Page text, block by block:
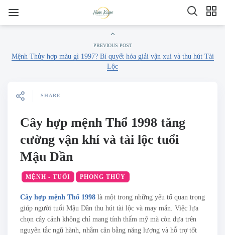
PREVIOUS POST
Mệnh Thủy hợp màu gì 1997? Bí quyết hóa giải vận xui và thu hút Tài
Lộc
SHARE
Cây hợp mệnh Thổ 1998 tăng
cường vận khí và tài lộc tuổi
Mậu Dần
MỆNH - TUỔI PHONG THỦY
Cây hợp mệnh Thổ 1998 là một trong những yếu tố quan trọng
giúp người tuổi Mậu Dần thu hút tài lộc và may mắn. Việc lựa
chọn cây cảnh không chỉ mang tính thẩm mỹ mà còn dựa trên
nguyên tắc ngũ hành, nhằm cân bằng năng lượng và hỗ trợ tốt